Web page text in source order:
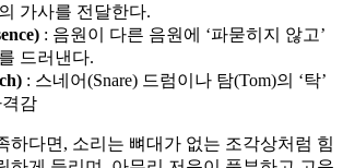
가사를 전달한다.
: 음원이 다른 음원에 ‘파묻히지 않고’
드러낸다.
: 스네어(Snare) 드럼이나 탐(Tom)의 ‘탁’
감
하다면, 소리는 뼈대가 없는 조각상처럼 힘